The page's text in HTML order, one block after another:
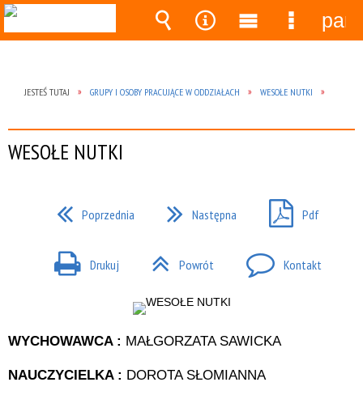
JESTEŚ TUTAJ GRUPY I OSOBY PRACUJĄCE W ODDZIAŁACH WESOŁE NUTKI
WESOŁE NUTKI
Poprzednia Następna Pdf
Drukuj Powrót Kontakt
WYCHOWAWCA : MAŁGORZATA SAWICKA
NAUCZYCIELKA : DOROTA SŁOMIANNA
Wyszukiwarka
Narzędzia
MenuMenu